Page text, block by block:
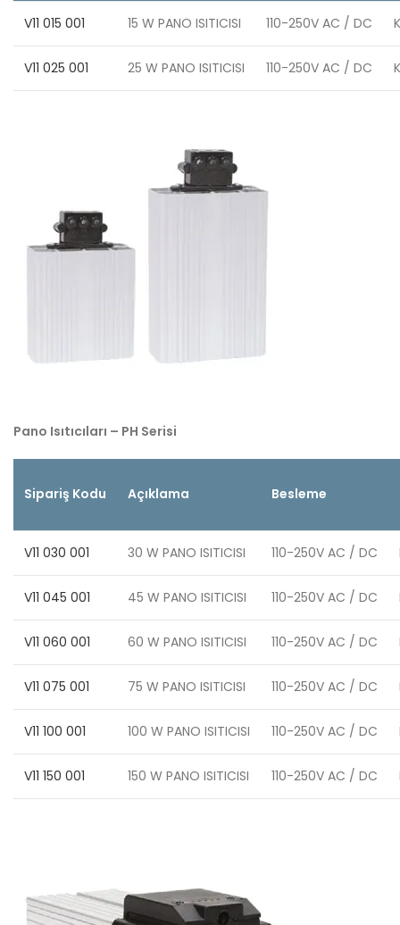
V11 015 001 15 W PANO ISITICISI 110-250V AC / DC
V11 025 001 25 W PANO ISITICISI 110-250V AC / DC
Pano Isıtıcıları – PH Serisi
Sipariş Kodu Açıklama Besleme
V11 030 001 30 W PANO ISITICISI 110-250V AC / DC
V11 045 001 45 W PANO ISITICISI 110-250V AC / DC
V11 060 001 60 W PANO ISITICISI 110-250V AC / DC
V11 075 001 75 W PANO ISITICISI 110-250V AC / DC
V11 100 001 100 W PANO ISITICISI 110-250V AC / DC
V11 150 001 150 W PANO ISITICISI 110-250V AC / DC